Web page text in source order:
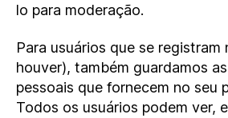
lo para moderação.
Para usuários que se
houver), também guardamos
pessoais que fornecem no seu
Todos os usuários podem ver,